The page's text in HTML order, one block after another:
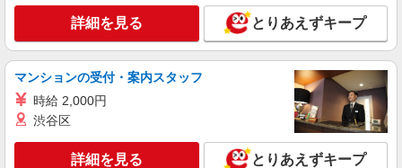
詳細を見る とりあえずキープ
マンションの受付・案内スタッフ
時給 2,000円
渋谷区
詳細を見る とりあえずキープ